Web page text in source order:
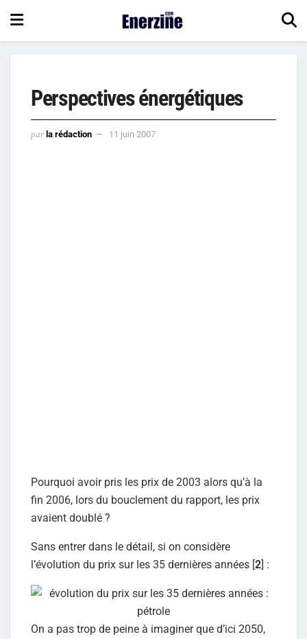
Perspectives énergétiques
par la rédaction 11 juin 2007
Pourquoi avoir pris les prix de 2003 alors qu’à la
fin 2006, lors du bouclement du rapport, les prix
avaient doublé ?
Sans entrer dans le détail, si on considère
l’évolution du prix sur les 35 dernières années [2] :
On a pas trop de peine à imaginer que d’ici 2050,